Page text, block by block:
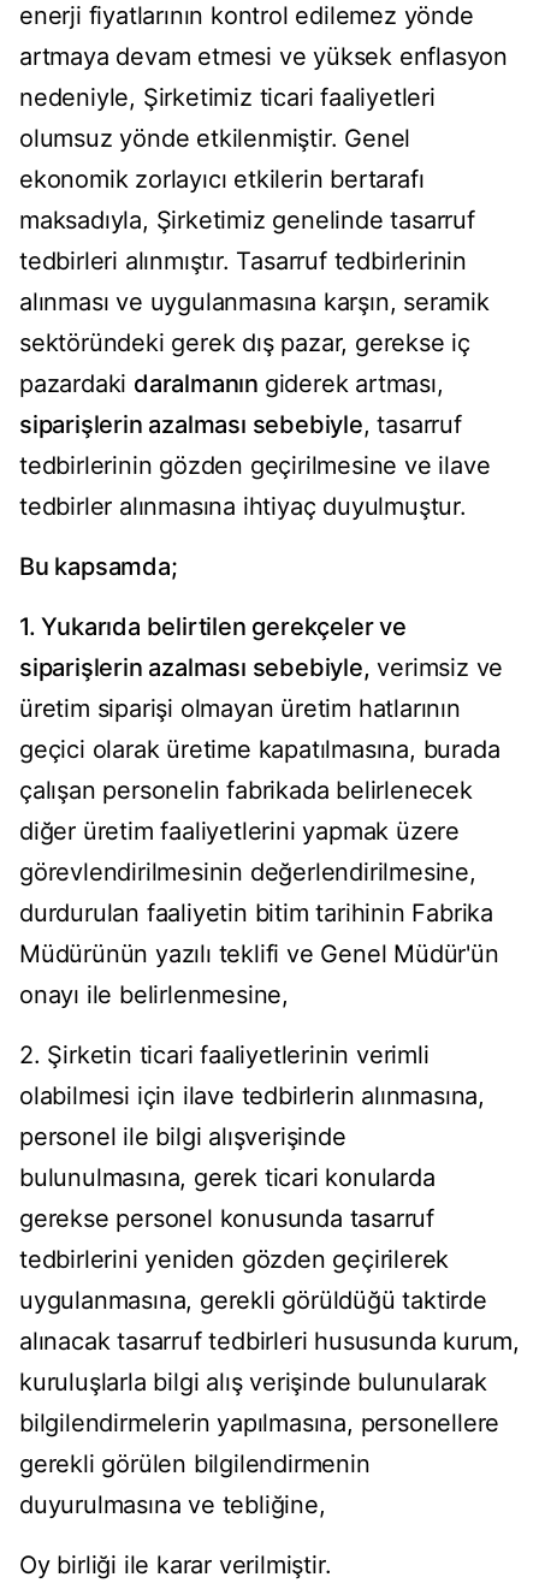
enerji fiyatlarının kontrol edilemez yönde
artmaya devam etmesi ve yüksek enflasyon
nedeniyle, Şirketimiz ticari faaliyetleri
olumsuz yönde etkilenmiştir. Genel
ekonomik zorlayıcı etkilerin bertarafı
maksadıyla, Şirketimiz genelinde tasarruf
tedbirleri alınmıştır. Tasarruf tedbirlerinin
alınması ve uygulanmasına karşın, seramik
sektöründeki gerek dış pazar, gerekse iç
pazardaki daralmanın giderek artması,
siparişlerin azalması sebebiyle, tasarruf
tedbirlerinin gözden geçirilmesine ve ilave
tedbirler alınmasına ihtiyaç duyulmuştur.
Bu kapsamda;
1. Yukarıda belirtilen gerekçeler ve
siparişlerin azalması sebebiyle, verimsiz ve
üretim siparişi olmayan üretim hatlarının
geçici olarak üretime kapatılmasına, burada
çalışan personelin fabrikada belirlenecek
diğer üretim faaliyetlerini yapmak üzere
görevlendirilmesinin değerlendirilmesine,
durdurulan faaliyetin bitim tarihinin Fabrika
Müdürünün yazılı teklifi ve Genel Müdür'ün
onayı ile belirlenmesine,
2. Şirketin ticari faaliyetlerinin verimli
olabilmesi için ilave tedbirlerin alınmasına,
personel ile bilgi alışverişinde
bulunulmasına, gerek ticari konularda
gerekse personel konusunda tasarruf
tedbirlerini yeniden gözden geçirilerek
uygulanmasına, gerekli görüldüğü taktirde
alınacak tasarruf tedbirleri hususunda kurum,
kuruluşlarla bilgi alış verişinde bulunularak
bilgilendirmelerin yapılmasına, personellere
gerekli görülen bilgilendirmenin
duyurulmasına ve tebliğine,
Oy birliği ile karar verilmiştir.